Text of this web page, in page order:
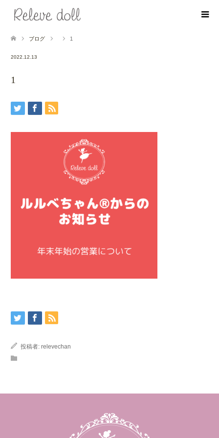
ブログ 1
2022.12.13
1
投稿者: relevechan